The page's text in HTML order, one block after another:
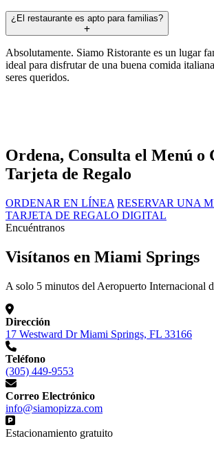
¿El restaurante es apto para familias?
Absolutamente. Siamo Ristorante es un lugar
ideal para disfrutar de una buena comida
seres queridos.
Ordena, Consulta el Menú o
Tarjeta de Regalo
ORDENAR EN LÍNEA RESERVAR UNA
TARJETA DE REGALO DIGITAL
Encuéntranos
Visítanos en Miami Springs
A solo 5 minutos del Aeropuerto Internacional
Dirección
17 Westward Dr Miami Springs, FL 33166
Teléfono
(305) 449-9553
Correo Electrónico
info@siamopizza.com
Estacionamiento gratuito